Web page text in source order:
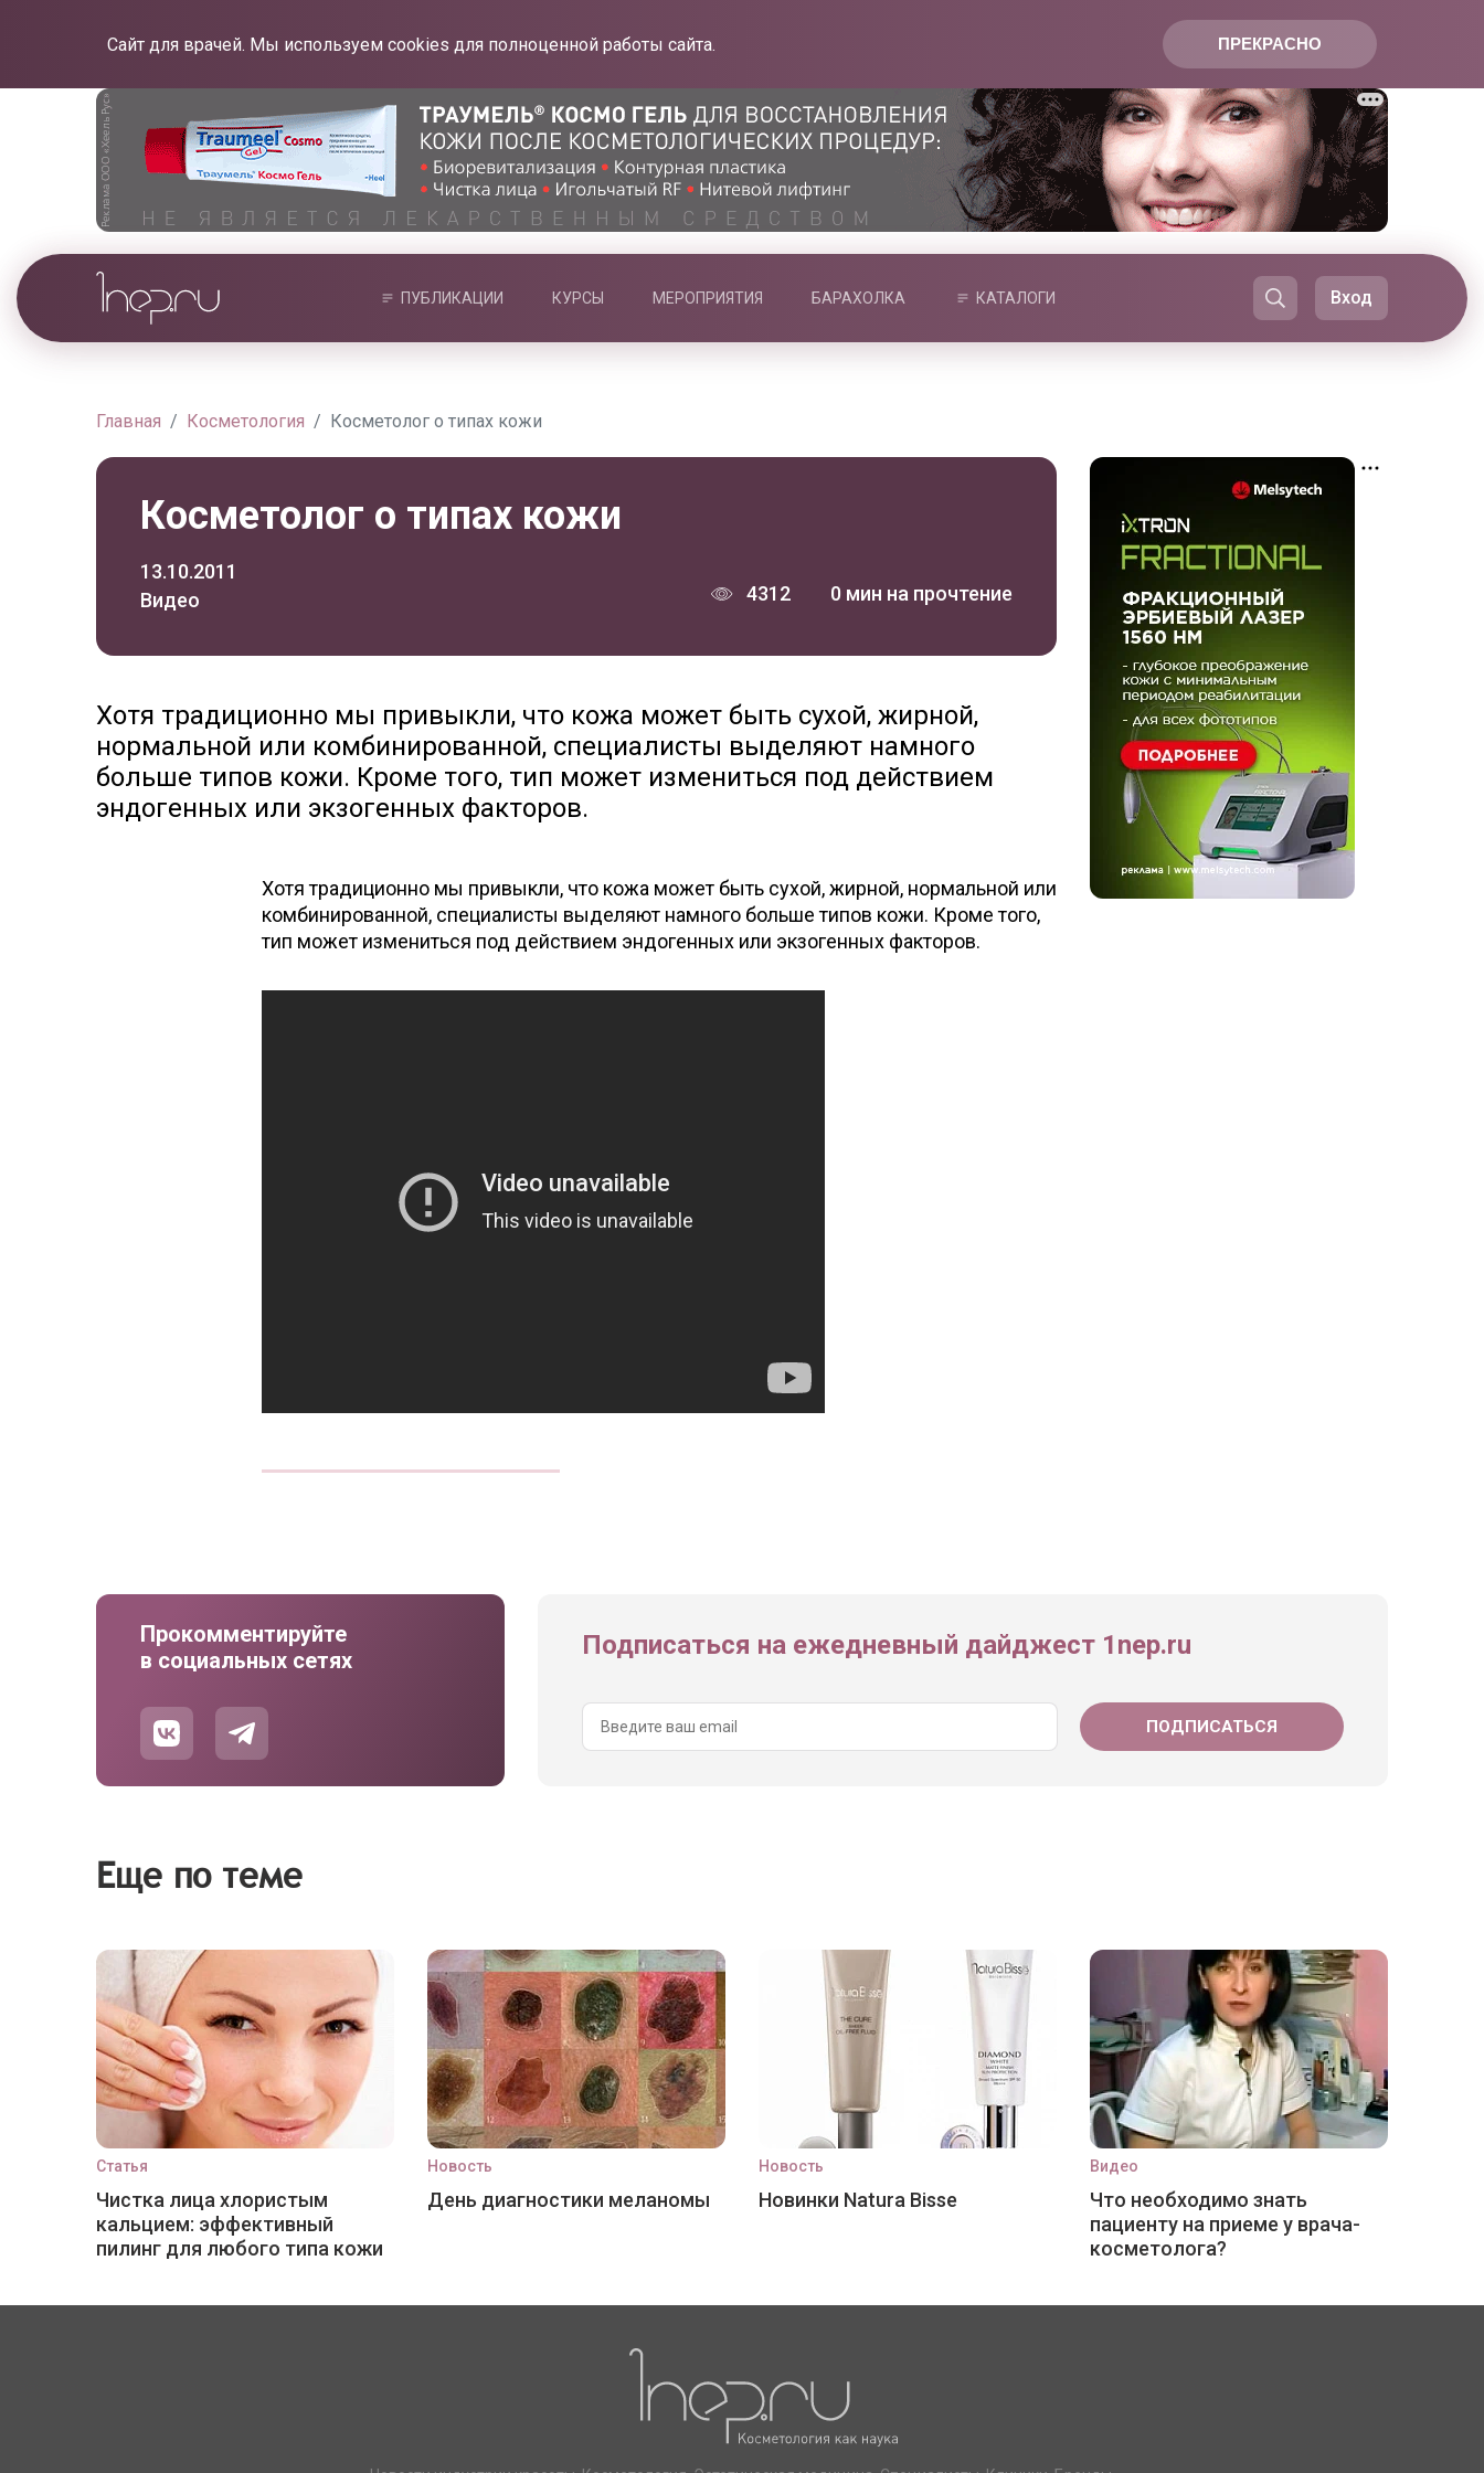
ПРЕКРАСНО
Сайт для врачей. Мы используем cookies для полноценной работы сайта.
ПУБЛИКАЦИИ КУРСЫ МЕРОПРИЯТИЯ БАРАХОЛКА КАТАЛОГИ Вход
Главная Косметология Косметолог о типах кожи
Косметолог о типах кожи
13.10.2011
Видео
4312 0 мин на прочтение
Хотя традиционно мы привыкли, что кожа может быть сухой, жирной,
нормальной или комбинированной, специалисты выделяют намного
больше типов кожи. Кроме того, тип может измениться под действием
эндогенных или экзогенных факторов.
Хотя традиционно мы привыкли, что кожа может быть сухой, жирной, нормальной или
комбинированной, специалисты выделяют намного больше типов кожи. Кроме того,
тип может измениться под действием эндогенных или экзогенных факторов.
Прокомментируйте
в социальных сетях
Подписаться на ежедневный дайджест 1nep.ru
Еще по теме
Статья
Чистка лица хлористым
кальцием: эффективный
пилинг для любого типа кожи
Новость
День диагностики меланомы
Новость
Новинки Natura Bisse
Видео
Что необходимо знать
пациенту на приеме у врача-
косметолога?